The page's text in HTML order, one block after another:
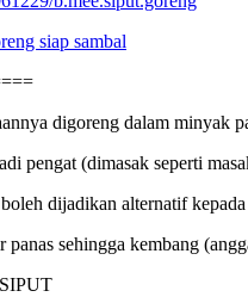
digoreng dalam minyak
pengat (dimasak seperti
dijadikan alternatif
panas sehingga kembang